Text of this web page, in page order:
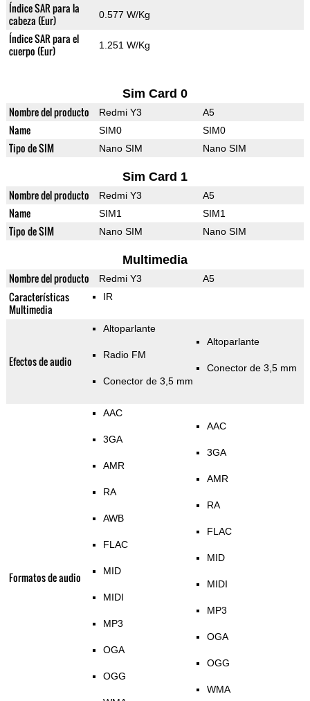
Índice SAR para la
cabeza (Eur)
0.577 W/Kg
Índice SAR para el
cuerpo (Eur)
1.251 W/Kg
Sim Card 0
Nombre del producto Redmi Y3 A5
Name SIM0 SIM0
Tipo de SIM Nano SIM Nano SIM
Sim Card 1
Nombre del producto Redmi Y3 A5
Name SIM1 SIM1
Tipo de SIM Nano SIM Nano SIM
Multimedia
Nombre del producto Redmi Y3 A5
Características
Multimedia
IR
Efectos de audio
Altoparlante
Radio FM
Conector de 3,5 mm
Altoparlante
Conector de 3,5 mm
Formatos de audio
AAC
3GA
AMR
RA
AWB
FLAC
MID
MIDI
MP3
OGA
OGG
AAC
3GA
AMR
RA
FLAC
MID
MIDI
MP3
OGA
OGG
WMA